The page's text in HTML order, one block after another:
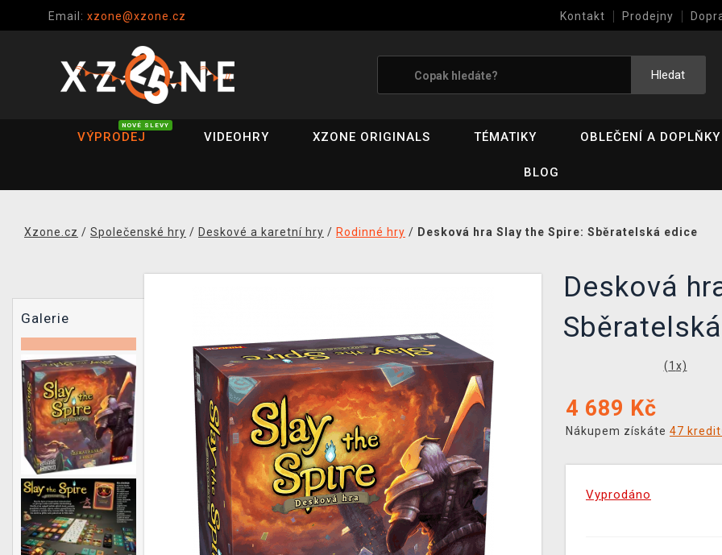
Email: xzone@xzone.cz Kontakt Prodejny
Hledat
VÝPRODEJ
NOVÉ SLEVY
VIDEOHRY XZONE ORIGINALS TÉMATIKY OBLEČENÍ A DOPLŇKY
BLOG
Xzone.cz / Společenské hry / Deskové a karetní hry / Rodinné hry / Desková hra Slay the Spire: Sběratelská edice
Galerie
Desková
(1 x)
4 689 Kč
Nákupem získáte 47
Vyprodáno